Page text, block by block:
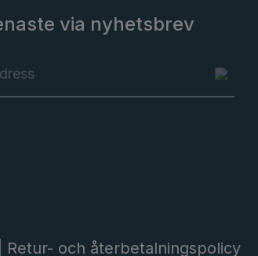
via nyhetsbrev
Retur- och återbetalningspolicy